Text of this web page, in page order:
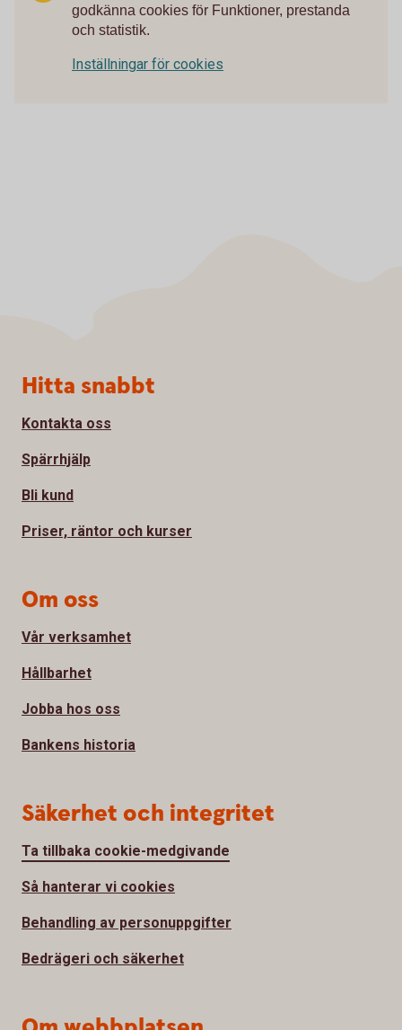
godkänna cookies för Funktioner, prestanda
och statistik.
Inställningar för cookies
Sidfot
Hitta snabbt
Kontakta oss
Spärrhjälp
Bli kund
Priser, räntor och kurser
Om oss
Vår verksamhet
Hållbarhet
Jobba hos oss
Bankens historia
Säkerhet och integritet
Ta tillbaka cookie-medgivande
Så hanterar vi cookies
Behandling av personuppgifter
Bedrägeri och säkerhet